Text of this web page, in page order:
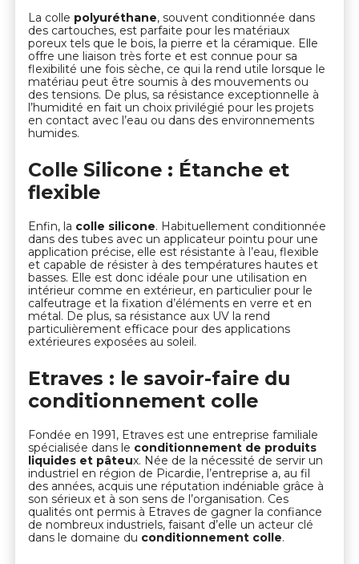
La colle polyuréthane, souvent conditionnée dans
des cartouches, est parfaite pour les matériaux
poreux tels que le bois, la pierre et la céramique. Elle
offre une liaison très forte et est connue pour sa
flexibilité une fois sèche, ce qui la rend utile lorsque le
matériau peut être soumis à des mouvements ou
des tensions. De plus, sa résistance exceptionnelle à
l’humidité en fait un choix privilégié pour les projets
en contact avec l’eau ou dans des environnements
humides.
Colle Silicone : Étanche et
flexible
Enfin, la colle silicone. Habituellement conditionnée
dans des tubes avec un applicateur pointu pour une
application précise, elle est résistante à l’eau, flexible
et capable de résister à des températures hautes et
basses. Elle est donc idéale pour une utilisation en
intérieur comme en extérieur, en particulier pour le
calfeutrage et la fixation d’éléments en verre et en
métal. De plus, sa résistance aux UV la rend
particulièrement efficace pour des applications
extérieures exposées au soleil.
Etraves : le savoir-faire du
conditionnement colle
Fondée en 1991, Etraves est une entreprise familiale
spécialisée dans le conditionnement de produits
liquides et pâteux. Née de la nécessité de servir un
industriel en région de Picardie, l’entreprise a, au fil
des années, acquis une réputation indéniable grâce à
son sérieux et à son sens de l’organisation. Ces
qualités ont permis à Etraves de gagner la confiance
de nombreux industriels, faisant d’elle un acteur clé
dans le domaine du conditionnement colle.